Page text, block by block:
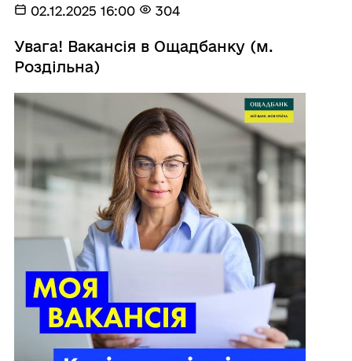
02.12.2025 16:00 304
Увага! Вакансія в Ощадбанку (м.
Роздільна)